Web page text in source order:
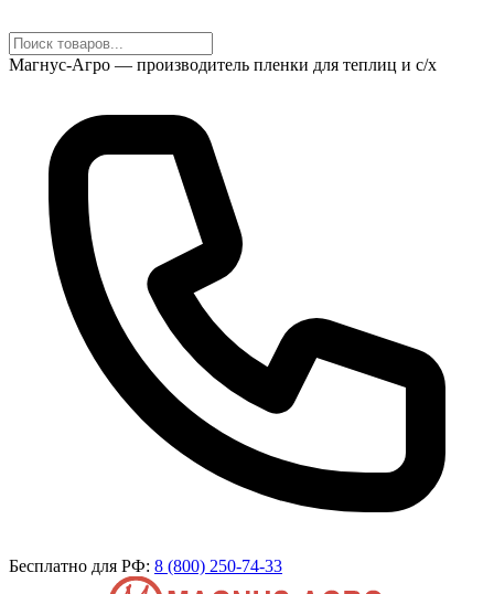
Магнус-Агро — производитель пленки для теплиц и с/х
Бесплатно для РФ: 8 (800) 250-74-33